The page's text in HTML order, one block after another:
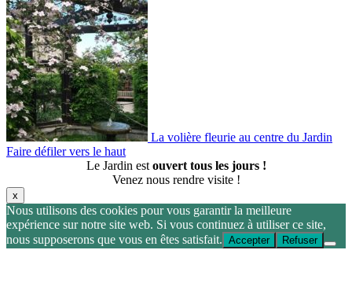
La volière fleurie au centre du Jardin
Faire défiler vers le haut
Le Jardin estouvert tous les jours !
Venez nous rendre visite !
x
Nous utilisons des cookies pour vous garantir la meilleure
expérience sur notre site web. Si vous continuez à utiliser ce site,
nous supposerons que vous en êtes satisfait. Accepter Refuser